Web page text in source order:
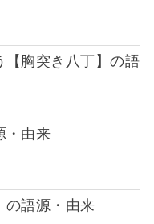
【胸突き八丁】の語
・由来
の語源・由来